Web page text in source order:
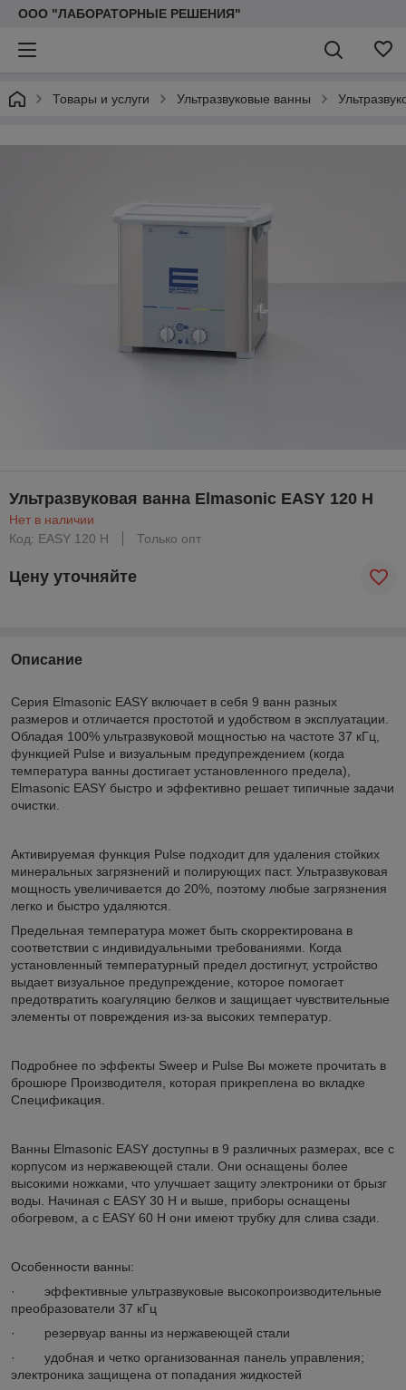
ООО "ЛАБОРАТОРНЫЕ РЕШЕНИЯ"
Товары и услуги Ультразвуковые ванны
Ультразвуковая ванна Elmasonic EASY 120 H
Нет в наличии
Код: EASY 120 H
Только опт
Цену уточняйте
Описание
Серия Elmasonic EASY включает в себя 9 ванн разных
размеров и отличается простотой и удобством в эксплуатации.
Обладая 100% ультразвуковой мощностью на частоте 37 кГц,
функцией Pulse и визуальным предупреждением (когда
температура ванны достигает установленного предела),
Elmasonic EASY быстро и эффективно решает типичные задачи
очистки.
Активируемая функция Pulse подходит для удаления стойких
минеральных загрязнений и полирующих паст. Ультразвуковая
мощность увеличивается до 20%, поэтому любые загрязнения
легко и быстро удаляются.
Предельная температура может быть скорректирована в
соответствии с индивидуальными требованиями. Когда
установленный температурный предел достигнут, устройство
выдает визуальное предупреждение, которое помогает
предотвратить коагуляцию белков и защищает чувствительные
элементы от повреждения из-за высоких температур.
Подробнее по эффекты Sweep и Pulse Вы можете прочитать в
брошюре Производителя, которая прикреплена во вкладке
Спецификация.
Ванны Elmasonic EASY доступны в 9 различных размерах, все с
корпусом из нержавеющей стали. Они оснащены более
высокими ножками, что улучшает защиту электроники от брызг
воды. Начиная с EASY 30 H и выше, приборы оснащены
обогревом, а с EASY 60 H они имеют трубку для слива сзади.
Особенности ванны:
· эффективные ультразвуковые высокопроизводительные
преобразователи 37 кГц
· резервуар ванны из нержавеющей стали
· удобная и четко организованная панель управления;
электроника защищена от попадания жидкостей